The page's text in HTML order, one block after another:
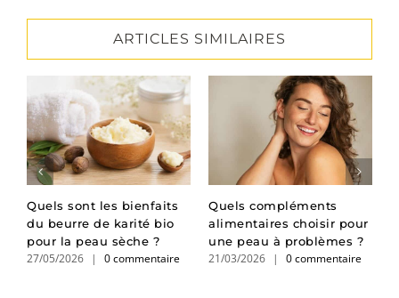
ARTICLES SIMILAIRES
Quels sont les bienfaits
du beurre de karité bio
pour la peau sèche ?
27/05/2026 | 0 commentaire
Quels compléments
alimentaires choisir pour
une peau à problèmes ?
21/03/2026 | 0 commentaire